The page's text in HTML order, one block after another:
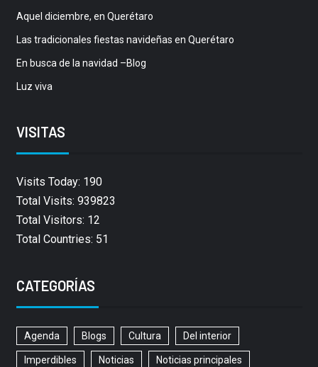
Aquel diciembre, en Querétaro
Las tradicionales fiestas navideñas en Querétaro
En busca de la navidad –Blog
Luz viva
VISITAS
Visits Today: 190
Total Visits: 939823
Total Visitors: 12
Total Countries: 51
CATEGORÍAS
Agenda Blogs Cultura Del interior
Imperdibles Noticias Noticias principales